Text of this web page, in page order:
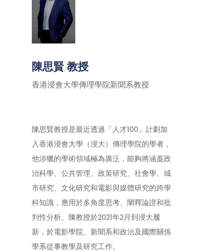
陳思賢 教授
香港浸會大學傳理學院新聞系教授
陳思賢教授是最近透過「人才100」計劃加
入香港浸會大學（浸大）傳理學院的學者，
他涉獵的學術領域極為廣泛，能夠將涵蓋政
治科學、公共管理、政策研究、社會學、城
市研究、文化研究和電影與媒體研究的跨學
科知識，應用於多角度思考、闡釋論證和批
判性分析。陳教授於2021年2月到浸大履
新，於電影學院、新聞系和政治及國際關係
學系從事教學及研究工作。